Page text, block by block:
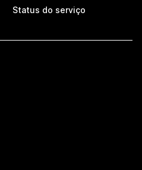
Status do serviço